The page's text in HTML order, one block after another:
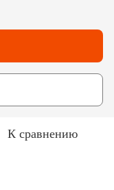
К сравнению